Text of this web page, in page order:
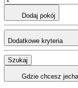
Dodaj pokój
Dodatkowe kryteria
Szukaj
Gdzie chcesz